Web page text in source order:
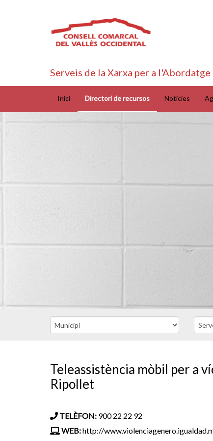
Serveis de la Xarxa per a
Inici Directori de recursos Notícies
Teleassistència mòbil per a
Ripollet
TELÈFON: 900 22 22 92
WEB:http://